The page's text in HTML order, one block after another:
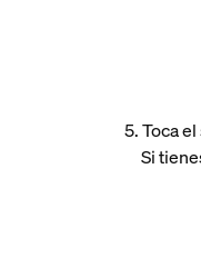
5. Toca
Si